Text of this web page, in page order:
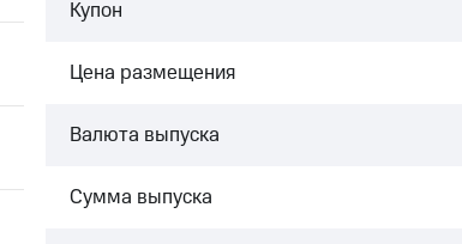
Купон
Цена размещения
Валюта выпуска
Сумма выпуска